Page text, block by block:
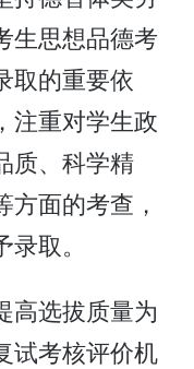
生思想品德考
取的重要依
注重对学生政
质、科学精
面的考查，
取。
高选拔质量为
试考核评价机